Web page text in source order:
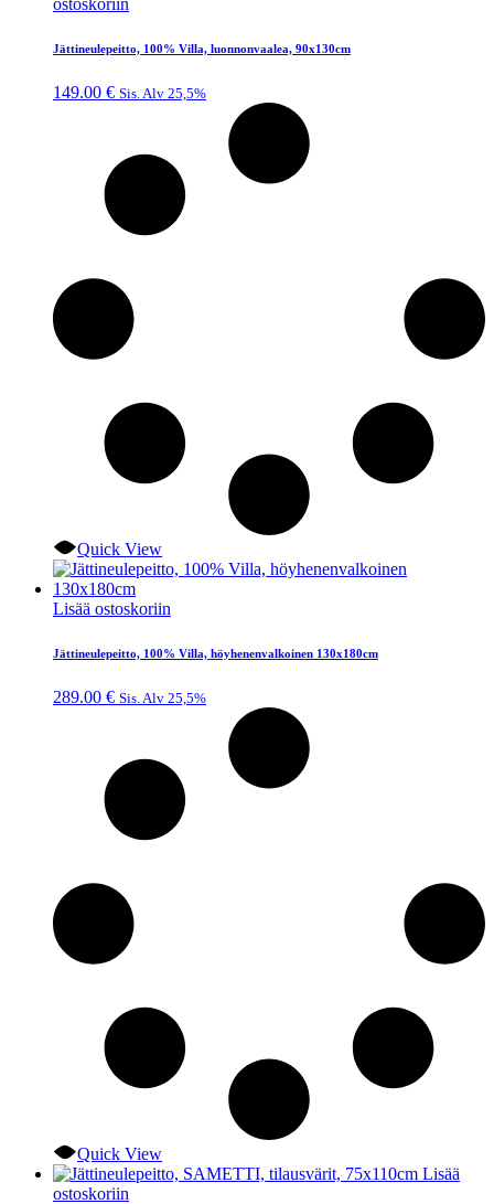
ostoskoriin
Jättineulepeitto, 100% Villa, luonnonvaalea, 90x130cm
149.00 € Sis. Alv 25,5%
Quick View
Lisää ostoskoriin
Jättineulepeitto, 100% Villa, höyhenenvalkoinen 130x180cm
289.00 € Sis. Alv 25,5%
Quick View
Lisää
ostoskoriin